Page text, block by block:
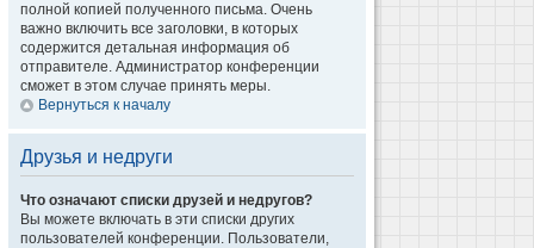
полной копией полученного письма. Очень
важно включить все заголовки, в которых
содержится детальная информация об
отправителе. Администратор конференции
сможет в этом случае принять меры.
Вернуться к началу
Друзья и недруги
Что означают списки друзей и недругов?
Вы можете включать в эти списки других
пользователей конференции. Пользователи,